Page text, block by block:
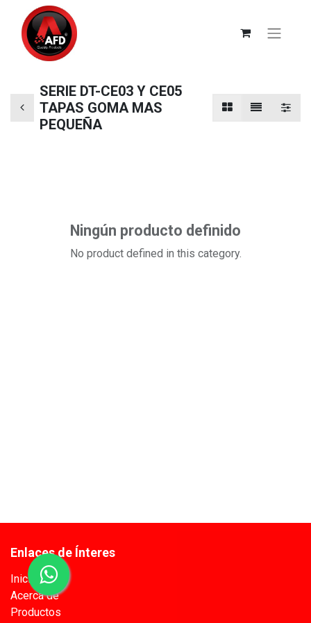
SERIE DT-CE03 Y CE05
TAPAS GOMA MAS
PEQUEÑA
Ningún producto definido
No product defined in this category.
Enlaces de Ínteres
Inicio
Acerca de
Productos